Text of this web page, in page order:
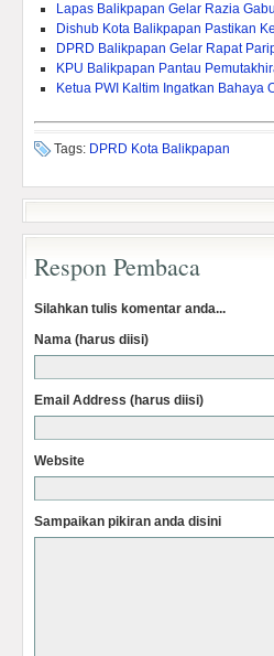
Lapas Balikpapan Gelar Razia
Dishub Kota Balikpapan Pastikan
DPRD Balikpapan Gelar Rapat
KPU Balikpapan Pantau
Ketua PWI Kaltim Ingatkan Bahaya
Tags: DPRD Kota Balikpapan
Respon Pembaca
Silahkan tulis komentar anda...
Nama (harus diisi)
Email Address (harus diisi)
Website
Sampaikan pikiran anda disini